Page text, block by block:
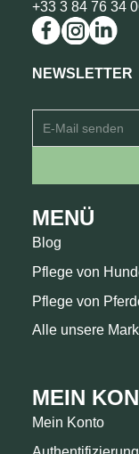
+33 3 84 76 34
NEWSLETTER
MENÜ
Blog
Pflege von
Pflege von
Alle unsere
MEIN
Mein Konto